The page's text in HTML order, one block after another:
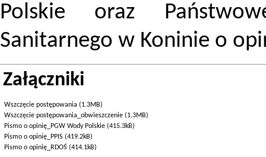
Polskie oraz
Sanitarnego w Koninie o
Załączniki
Wszczęcie postępowania (1.3MB)
Wszczęcie postępowania_obwieszczenie (1.3MB)
Pismo o opinię_PGW Wody Polskie (415.3kB)
Pismo o opinię_PPIS (419.2kB)
Pismo o opinię_RDOŚ (414.1kB)